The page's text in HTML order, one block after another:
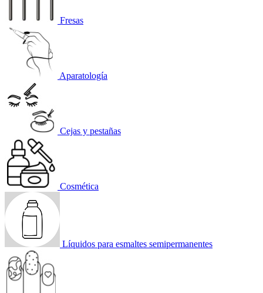
Fresas
Aparatología
Cejas y pestañas
Cosmética
Líquidos para esmaltes semipermanentes